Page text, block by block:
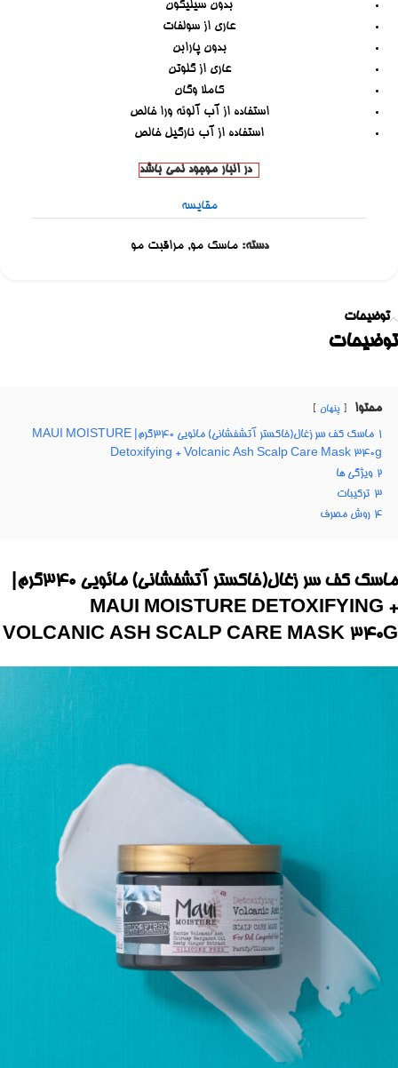
بدون سیلیکون
عاری از سولفات
بدون پارابن
عاری از گلوتن
کاملا وگان
استفاده از آب آلوئه ورا خالص
استفاده از آب نارگیل خالص
در انبار موجود نمی باشد
مقایسه
دسته: ماسک مو, مراقبت مو
توضیحات
توضیحات
محتوا پنهان
1
ماسک کف سر زغال(خاکستر آتشفشانی) مائویی 340گرم| MAUI MOISTURE
Detoxifying + Volcanic Ash Scalp Care Mask 340g
2 ویژگی ها
3 ترکیبات
4 روش مصرف
ماسک کف سر زغال(خاکستر آتشفشانی) مائویی 340گرم|
MAUI MOISTURE DETOXIFYING +
VOLCANIC ASH SCALP CARE MASK 340G